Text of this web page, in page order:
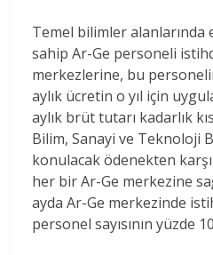
Temel bilimler alanlarında
sahip Ar-Ge personeli
merkezlerine, bu
aylık ücretin o yıl için
aylık brüt tutarı kadarlık
Bilim, Sanayi ve Teknoloji
konulacak ödenekten
her bir Ar-Ge merkezine
ayda Ar-Ge merkezinde
personel sayısının yüzde